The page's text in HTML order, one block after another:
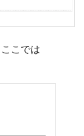
こでは